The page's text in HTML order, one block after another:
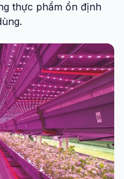
thực phẩm ổn định